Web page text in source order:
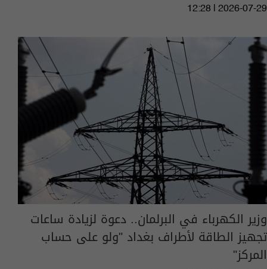
12:28 | 2026-07-29
وزير الكهرباء في البرلمان.. دعوة لزيادة ساعات
تجهيز الطاقة لأطراف بغداد "ولو على حساب
المركز"